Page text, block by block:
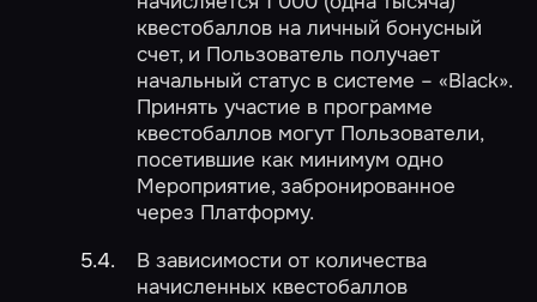
квестобаллов на личный бонусный
счет, и Пользователь получает
начальный статус в системе – «Black».
Принять участие в программе
квестобаллов могут Пользователи,
посетившие как минимум одно
Мероприятие, забронированное
через Платформу.
В зависимости от количества
начисленных квестобаллов